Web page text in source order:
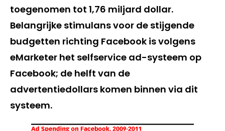
toegenomen tot 1,76 miljard dollar.
Belangrijke stimulans voor de stijgende
budgetten richting Facebook is volgens
eMarketer het selfservice ad-systeem op
Facebook; de helft van de
advertentiedollars komen binnen via dit
systeem.